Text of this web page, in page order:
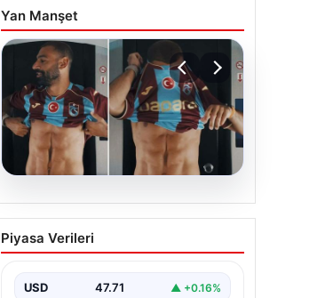
Yan Manşet
05.08.2026
Mohamed Salah’ın
karnındaki görüntü
ortaya çıktı
Piyasa Verileri
USD 47.71 ▲ +0.16%